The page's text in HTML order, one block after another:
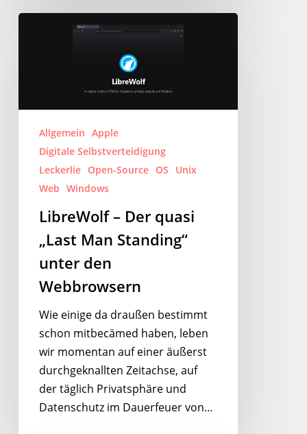
Man
Standing“
unter
Webbrowsern
Allgemein Apple
Digitale Selbstverteidigung
Leckerlie Open-Source OS
Unix
Web Windows
LibreWolf – Der quasi
„Last Man Standing“
unter den
Webbrowsern
Wie einige da draußen bestimmt
schon mitbecämed haben, leben
wir momentan auf einer äußerst
durchgeknallten Zeitachse, auf
der täglich Privatsphäre und
Datenschutz im Dauerfeuer von…